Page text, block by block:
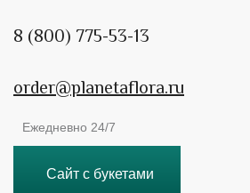
8 (800) 775-53-13
order@planetaflora.ru
Ежедневно 24/7
Сайт с букетами